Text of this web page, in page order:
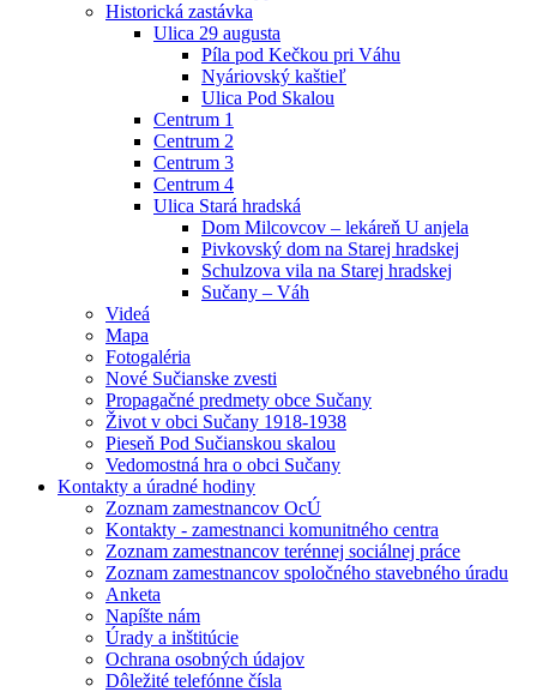
Historická zastávka
Ulica 29 augusta
Píla pod Kečkou pri Váhu
Nyáriovský kaštieľ
Ulica Pod Skalou
Centrum 1
Centrum 2
Centrum 3
Centrum 4
Ulica Stará hradská
Dom Milcovcov – lekáreň U anjela
Pivkovský dom na Starej hradskej
Schulzova vila na Starej hradskej
Sučany – Váh
Videá
Mapa
Fotogaléria
Nové Sučianske zvesti
Propagačné predmety obce Sučany
Život v obci Sučany 1918-1938
Pieseň Pod Sučianskou skalou
Vedomostná hra o obci Sučany
Kontakty a úradné hodiny
Zoznam zamestnancov OcÚ
Kontakty - zamestnanci komunitného centra
Zoznam zamestnancov terénnej sociálnej práce
Zoznam zamestnancov spoločného stavebného úradu
Anketa
Napíšte nám
Úrady a inštitúcie
Ochrana osobných údajov
Dôležité telefónne čísla